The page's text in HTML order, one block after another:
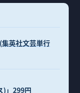
英社文芸単行
)」299円